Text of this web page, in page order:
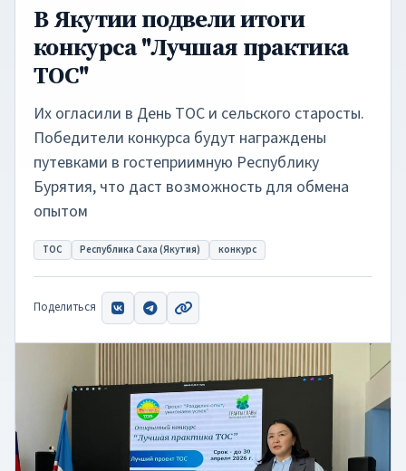
В Якутии подвели итоги
конкурса "Лучшая практика
ТОС"
Их огласили в День ТОС и сельского старосты.
Победители конкурса будут награждены
путевками в гостеприимную Республику
Бурятия, что даст возможность для обмена
опытом
ТОС Республика Саха (Якутия) конкурс
Поделиться ВКонтакте
TelegramСкопировать ссылку